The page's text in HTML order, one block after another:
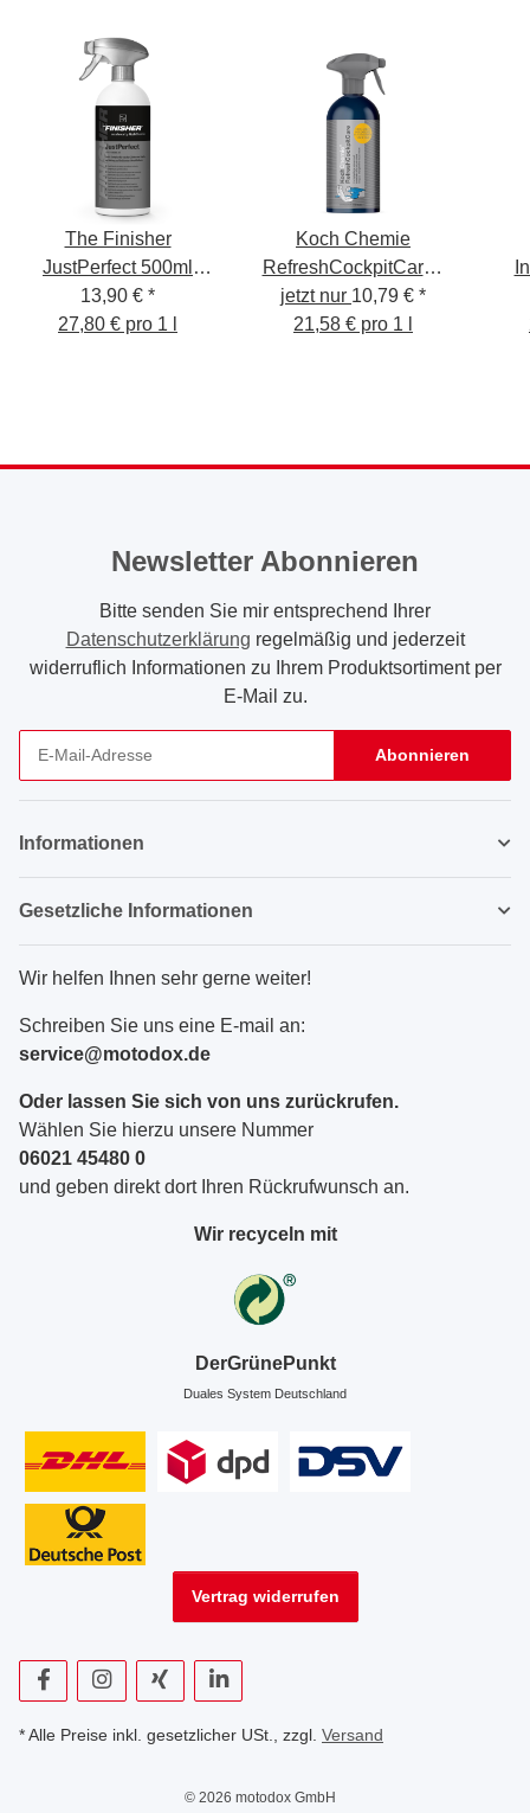
The Finisher
JustPerfect 500ml
QuickDetailer
13,90 € *
27,80 € pro 1 l
Koch Chemie
RefreshCockpitCare -
Cockpitpflege
seidenmatt 500ml KCX
jetzt nur 10,79 € *
21,58 € pro 1 l
Newsletter Abonnieren
Bitte senden Sie mir entsprechend Ihrer
Datenschutzerklärung regelmäßig und jederzeit
widerruflich Informationen zu Ihrem Produktsortiment per
E-Mail zu.
Abonnieren
Informationen
Gesetzliche Informationen
Wir helfen Ihnen sehr gerne weiter!
Schreiben Sie uns eine E-mail an:
service@motodox.de
Oder lassen Sie sich von uns zurückrufen.
Wählen Sie hierzu unsere Nummer
06021 45480 0
und geben direkt dort Ihren Rückrufwunsch an.
Wir recyceln mit
DerGrünePunkt
Duales System Deutschland
Vertrag widerrufen
* Alle Preise inkl. gesetzlicher USt., zzgl. Versand
© 2026 motodox GmbH